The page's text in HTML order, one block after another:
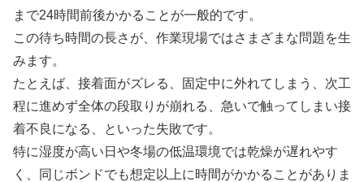
まで24時間前後かかることが一般的です。
この待ち時間の長さが、作業現場ではさまざまな問題を生
みます。
たとえば、接着面がズレる、固定中に外れてしまう、次工
程に進めず全体の段取りが崩れる、急いで触ってしまい接
着不良になる、といった失敗です。
特に湿度が高い日や冬場の低温環境では乾燥が遅れやす
く、同じボンドでも想定以上に時間がかかることがありま